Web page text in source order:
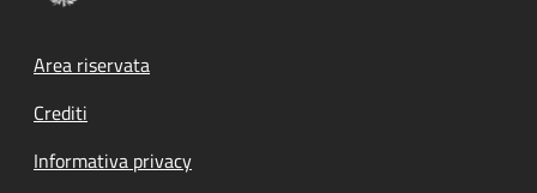
Footer menu
Area riservata
Crediti
Informativa privacy